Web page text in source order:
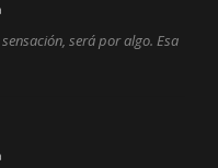
será por algo. Esa